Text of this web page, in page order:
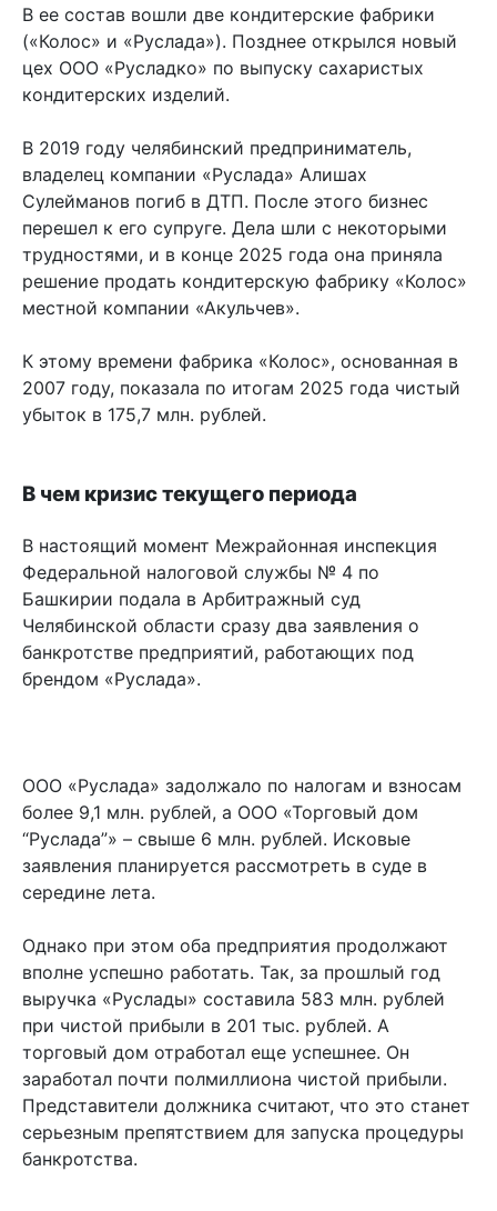
В ее состав вошли две кондитерские фабрики
(«Колос» и «Руслада»). Позднее открылся новый
цех ООО «Русладко» по выпуску сахаристых
кондитерских изделий.
В 2019 году челябинский предприниматель,
владелец компании «Руслада» Алишах
Сулейманов погиб в ДТП. После этого бизнес
перешел к его супруге. Дела шли с некоторыми
трудностями, и в конце 2025 года она приняла
решение продать кондитерскую фабрику «Колос»
местной компании «Акульчев».
К этому времени фабрика «Колос», основанная в
2007 году, показала по итогам 2025 года чистый
убыток в 175,7 млн. рублей.
В чем кризис текущего периода
В настоящий момент Межрайонная инспекция
Федеральной налоговой службы № 4 по
Башкирии подала в Арбитражный суд
Челябинской области сразу два заявления о
банкротстве предприятий, работающих под
брендом «Руслада».
ООО «Руслада» задолжало по налогам и взносам
более 9,1 млн. рублей, а ООО «Торговый дом
“Руслада”» – свыше 6 млн. рублей. Исковые
заявления планируется рассмотреть в суде в
середине лета.
Однако при этом оба предприятия продолжают
вполне успешно работать. Так, за прошлый год
выручка «Руслады» составила 583 млн. рублей
при чистой прибыли в 201 тыс. рублей. А
торговый дом отработал еще успешнее. Он
заработал почти полмиллиона чистой прибыли.
Представители должника считают, что это станет
серьезным препятствием для запуска процедуры
банкротства.